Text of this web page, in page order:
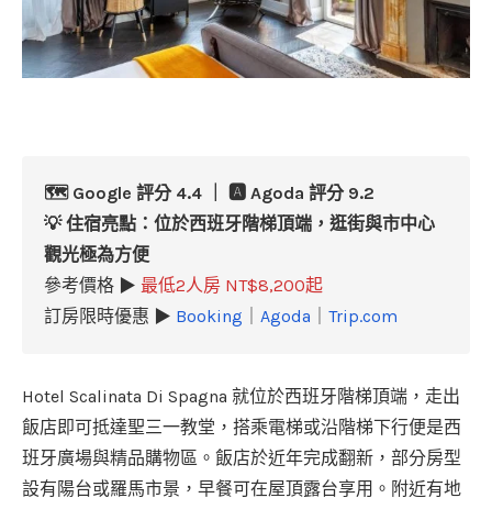
🗺️ Google 評分 4.4 ｜ 🅰️ Agoda 評分 9.2
💡 住宿亮點：位於西班牙階梯頂端，逛街與市中心
觀光極為方便
參考價格 ▶ 最低2人房 NT$8,200起
訂房限時優惠 ▶ Booking Agoda Trip.com
Hotel Scalinata Di Spagna 就位於西班牙階梯頂端，走出
飯店即可抵達聖三一教堂，搭乘電梯或沿階梯下行便是西
班牙廣場與精品購物區。飯店於近年完成翻新，部分房型
設有陽台或羅馬市景，早餐可在屋頂露台享用。附近有地